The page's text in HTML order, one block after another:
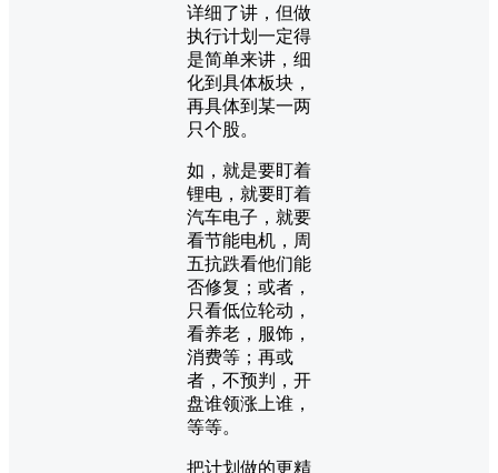
详细了讲，但做
执行计划一定得
是简单来讲，细
化到具体板块，
再具体到某一两
只个股。
如，就是要盯着
锂电，就要盯着
汽车电子，就要
看节能电机，周
五抗跌看他们能
否修复；或者，
只看低位轮动，
看养老，服饰，
消费等；再或
者，不预判，开
盘谁领涨上谁，
等等。
把计划做的更精